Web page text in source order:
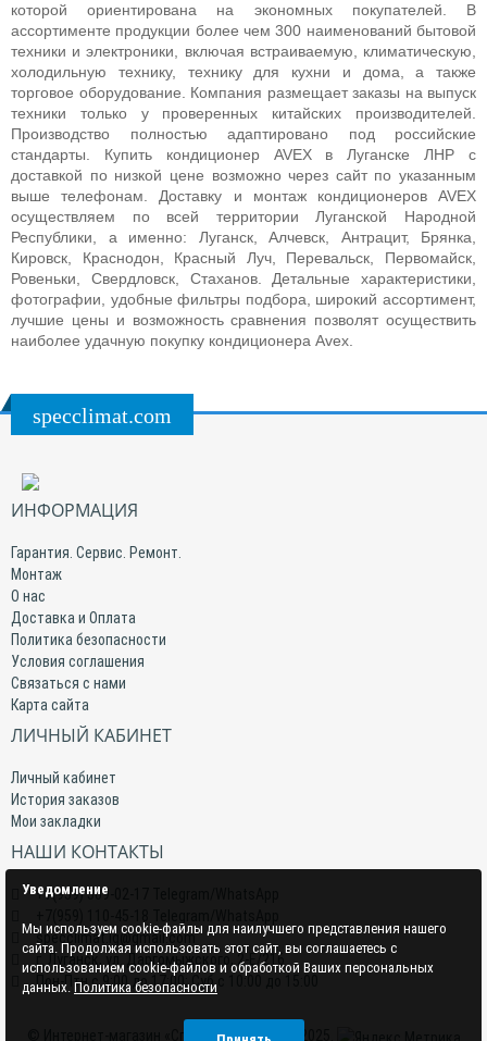
которой ориентирована на экономных покупателей. В
ассортименте продукции более чем 300 наименований бытовой
техники и электроники, включая встраиваемую, климатическую,
холодильную технику, технику для кухни и дома, а также
торговое оборудование. Компания размещает заказы на выпуск
техники только у проверенных китайских производителей.
Производство полностью адаптировано под российские
стандарты. Купить кондиционер AVEX в Луганске ЛНР с
доставкой по низкой цене возможно через сайт по указанным
выше телефонам.Доставку и монтаж кондиционеров AVEX
осуществляем по всей территории Луганской Народной
Республики, а именно: Луганск, Алчевск, Антрацит, Брянка,
Кировск, Краснодон, Красный Луч, Перевальск, Первомайск,
Ровеньки, Свердловск, Стаханов. Детальные характеристики,
фотографии, удобные фильтры подбора, широкий ассортимент,
лучшие цены и возможность сравнения позволят осуществить
наиболее удачную покупку кондиционера Avex.
specclimat.com
ИНФОРМАЦИЯ
Гарантия. Сервис. Ремонт.
Монтаж
О нас
Доставка и Оплата
Политика безопасности
Условия соглашения
Связаться с нами
Карта сайта
ЛИЧНЫЙ КАБИНЕТ
Личный кабинет
История заказов
Мои закладки
НАШИ КОНТАКТЫ
+7(959) 509-02-17 Telegram/WhatsApp
specclimat.lg@gmail.com
г. Луганск, ул. Даргомыжского, 2-Е/216
Пон-Птн с 9:00 до 17:00; Суб с 10:00 до 15:00
© Интернет-магазин «СпецКлимат» 2015–2025.
Уведомление
Мы используем cookie-файлы для наилучшего представления нашего
сайта. Продолжая использовать этот сайт, вы соглашаетесь с
использованием cookie-файлов и обработкой Ваших персональных
данных. Политика безопасности